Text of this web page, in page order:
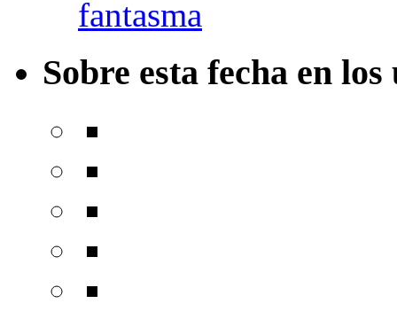
fantasma
Sobre esta fecha en